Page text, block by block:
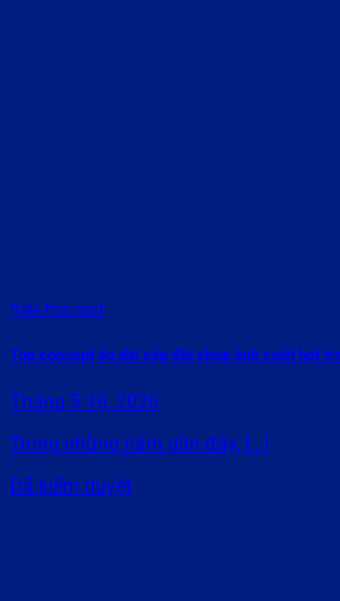
Rate this post
Top concept áo dài cặp đôi chụp ảnh cưới hot
Tháng 5 16, 2026
Trong những năm gần đây, [...]
Đã kiểm duyệt